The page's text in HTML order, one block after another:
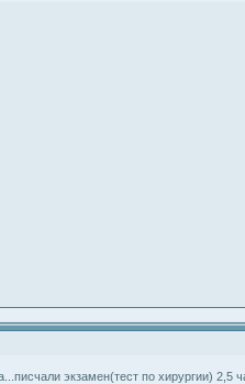
экзамен(тест по хирургии) 2,5